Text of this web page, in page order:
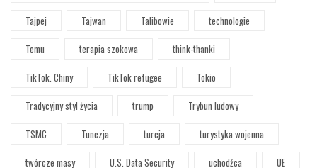
Tajpej
Tajwan Talibowie
technologie
Temu
terapia szokowa
think-thanki
TikTok. Chiny
TikTok refugee
Tokio
Tradycyjny styl życia
trump
Trybun ludowy
TSMC
Tunezja turcja
turystyka wojenna
twórcze masy
U.S. Data Security uchodźca
UE